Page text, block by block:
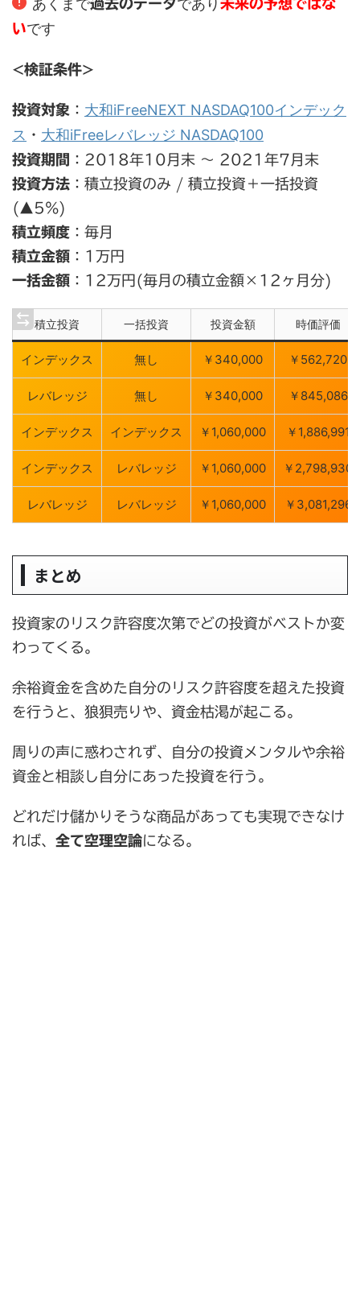
あくまで過去のデータであり 未来の予想ではな
いです
<検証条件>
投資対象 ： 大和iFreeNEXT NASDAQ100インデック
ス ・ 大和iFreeレバレッジ NASDAQ100
投資期間 ：2018年10月末 ～ 2021年7月末
投資方法 ：積立投資のみ / 積立投資＋一括投資
(▲5%)
積立頻度 ：毎月
積立金額 ：1万円
一括金額 ：12万円(毎月の積立金額×12ヶ月分)
積立投資 一括投資 投資金額 時価評価
インデックス 無し ￥340,000 ￥562,720
レバレッジ 無し ￥340,000 ￥845,086
インデックス インデックス ￥1,060,000 ￥1,886,991
インデックス レバレッジ ￥1,060,000 ￥2,798,930
レバレッジ レバレッジ ￥1,060,000 ￥3,081,296
まとめ
投資家のリスク許容度次第でどの投資がベストか変
わってくる。
余裕資金を含めた自分のリスク許容度を超えた投資
を行うと、狼狽売りや、資金枯渇が起こる。
周りの声に惑わされず、自分の投資メンタルや余裕
資金と相談し自分にあった投資を行う。
どれだけ儲かりそうな商品があっても実現できなけ
れば、 全て空理空論になる。